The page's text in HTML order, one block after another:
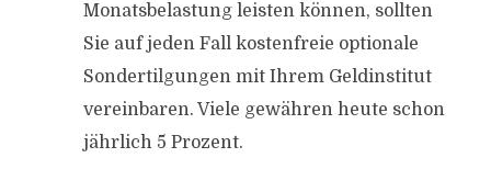
Monatsbelastung leisten können, sollten
Sie auf jeden Fall kostenfreie optionale
Sondertilgungen mit Ihrem Geldinstitut
vereinbaren. Viele gewähren heute schon
jährlich 5 Prozent.